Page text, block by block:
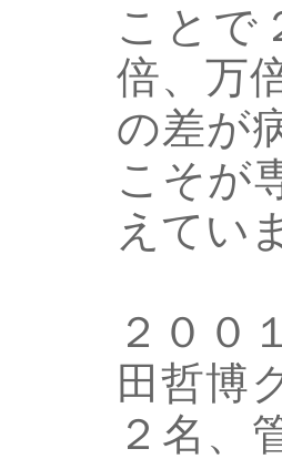
ことで
倍、万
の差が
こそが
えてい
２００
田哲博
２名、